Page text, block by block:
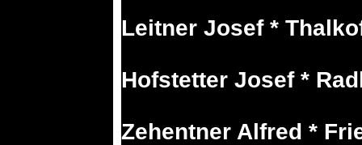
Leitner Josef *
Hofstetter Josef *
Zehentner Alfred *